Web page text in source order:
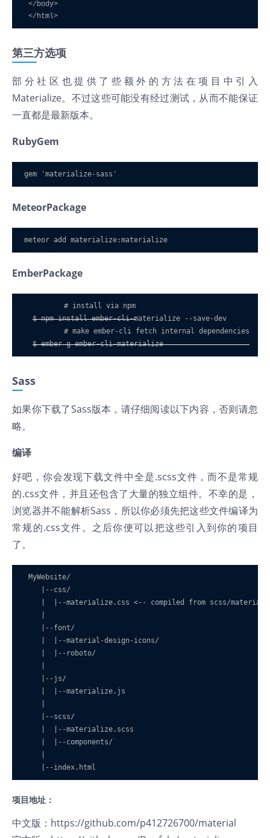
</body>
第三方选项
部分社区也提供了些额外的方法在项目中引入
Materialize。不过这些可能没有经过测试，从而不能保证
一直都是最新版本。
RubyGem
gem 'materialize-sass'
MeteorPackage
meteor add materialize:materialize
EmberPackage
  $ npm install ember
-cli-materialize --save-dev
  $ ember g ember
-cli-materialize
Sass
如果你下载了Sass版本，请仔细阅读以下内容，否则请忽
略。
编译
好吧，你会发现下载文件中全是.scss文件，而不是常规
的.css文件，并且还包含了大量的独立组件。不幸的是，
浏览器并不能解析Sass，所以你必须先把这些文件编译为
常规的.css文件。之后你便可以把这些引入到你的项目
了。
MyWebsite/
    |--css/
|  |--materialize.css <-- compiled from scss/
    |--font/
    |  |--material-design-icons/
    |  |--roboto/
    |--js/
    |  |--materialize.js
    |--scss/
    |  |--materialize.scss
    |  |--components/
    |--index.html
项目地址：
中文版： https://github.com/p412726700/material